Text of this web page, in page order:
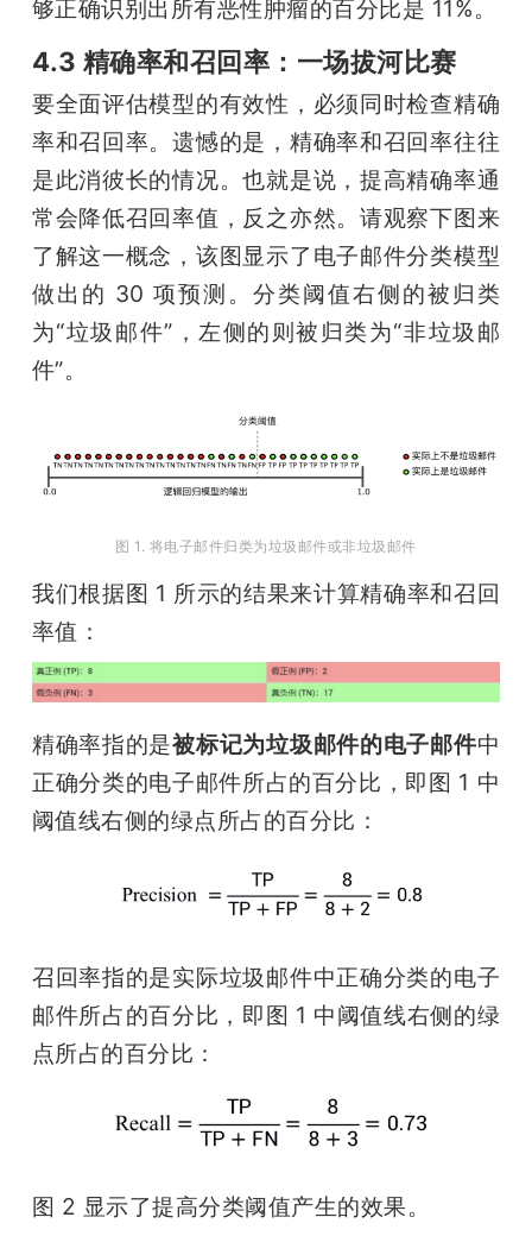
够正确识别出所有恶性肿瘤的百分比是 11%。
4.3 精确率和召回率：一场拔河比赛
要全面评估模型的有效性，必须同时检查精确
率和召回率。遗憾的是，精确率和召回率往往
是此消彼长的情况。也就是说，提高精确率通
常会降低召回率值，反之亦然。请观察下图来
了解这一概念，该图显示了电子邮件分类模型
做出的 30 项预测。分类阈值右侧的被归类
为“垃圾邮件”，左侧的则被归类为“非垃圾邮
件”。
图 1. 将电子邮件归类为垃圾邮件或非垃圾邮件
我们根据图 1 所示的结果来计算精确率和召回
率值：
精确率指的是被标记为垃圾邮件的电子邮件中
正确分类的电子邮件所占的百分比，即图 1 中
阈值线右侧的绿点所占的百分比：
召回率指的是实际垃圾邮件中正确分类的电子
邮件所占的百分比，即图 1 中阈值线右侧的绿
点所占的百分比：
图 2 显示了提高分类阈值产生的效果。